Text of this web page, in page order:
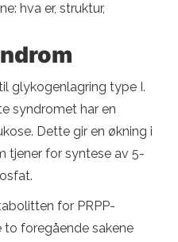
hva er, struktur,
glykogenlagring type I.
syndromet har en
Dette gir en økning i
tjener for syntese av 5-
for PRPP-
to foregående sakene